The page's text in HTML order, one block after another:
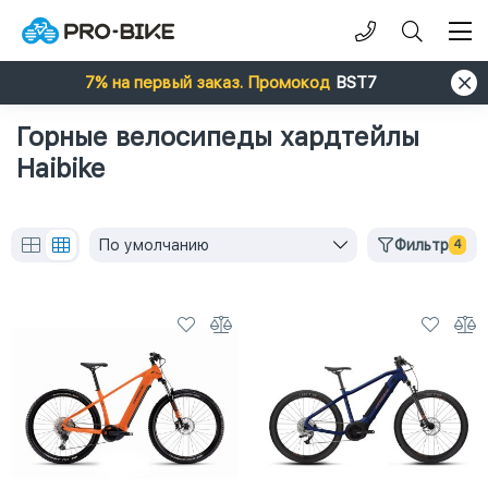
7% на первый заказ. Промокод BST7
Горные велосипеды хардтейлы
Haibike
По умолчанию Фильтр 4